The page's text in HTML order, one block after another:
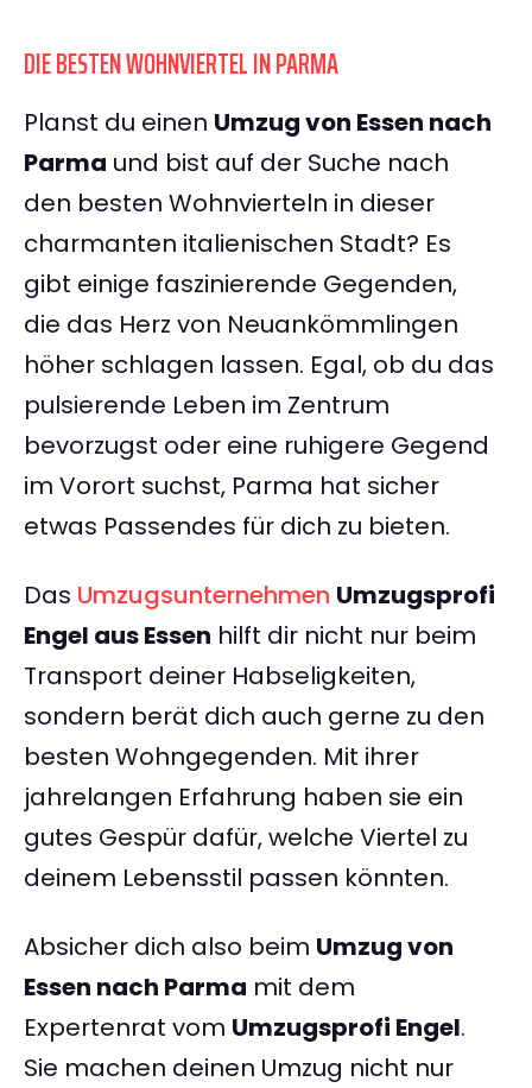
DIE BESTEN WOHNVIERTEL IN PARMA
Planst du einen Umzug von Essen nach
Parma und bist auf der Suche nach
den besten Wohnvierteln in dieser
charmanten italienischen Stadt? Es
gibt einige faszinierende Gegenden,
die das Herz von Neuankömmlingen
höher schlagen lassen. Egal, ob du das
pulsierende Leben im Zentrum
bevorzugst oder eine ruhigere Gegend
im Vorort suchst, Parma hat sicher
etwas Passendes für dich zu bieten.
Das Umzugsunternehmen Umzugsprofi
Engel aus Essen hilft dir nicht nur beim
Transport deiner Habseligkeiten,
sondern berät dich auch gerne zu den
besten Wohngegenden. Mit ihrer
jahrelangen Erfahrung haben sie ein
gutes Gespür dafür, welche Viertel zu
deinem Lebensstil passen könnten.
Absicher dich also beim Umzug von
Essen nach Parma mit dem
Expertenrat vom Umzugsprofi Engel.
Sie machen deinen Umzug nicht nur